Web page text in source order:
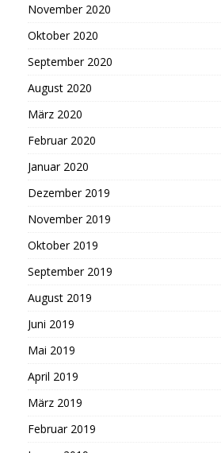
November 2020
Oktober 2020
September 2020
August 2020
März 2020
Februar 2020
Januar 2020
Dezember 2019
November 2019
Oktober 2019
September 2019
August 2019
Juni 2019
Mai 2019
April 2019
März 2019
Februar 2019